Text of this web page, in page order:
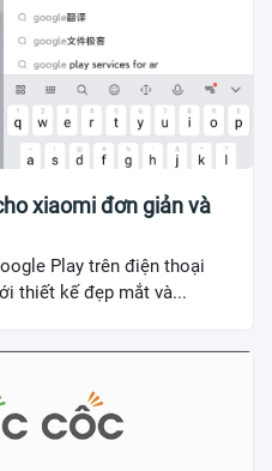
xiaomi đơn giản và
Play trên điện thoại
thiết kế đẹp mắt và...